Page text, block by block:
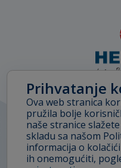
Prihvatanje
Ova web stranica
pružila bolje
naše stranice
skladu sa našom
informacija o
ih onemogućiti,